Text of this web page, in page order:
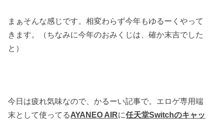
まぁそんな感じです。相変わらず今年もゆるーくやって
きます。（ちなみに今年のおみくじは、確か末吉でした
と）
今日は疲れ気味なので、かるーい記事で。エロゲ専用端
末として使ってるAYANEO AIRに任天堂Switchのキャッ